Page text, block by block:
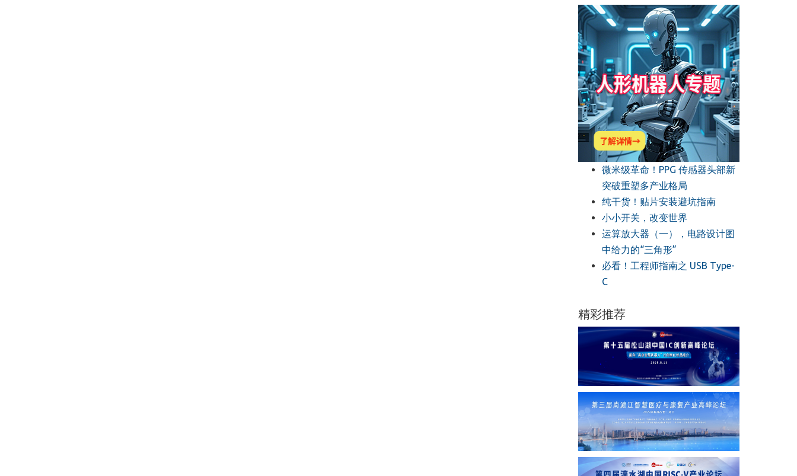
微米级革命！PPG 传感器头部新
突破重塑多产业格局
纯干货！贴片安装避坑指南
小小开关，改变世界
运算放大器（一），电路设计图
中给力的“三角形”
必看！工程师指南之 USB Type-
C
精彩推荐